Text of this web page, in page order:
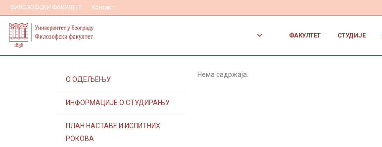
ФИЛОЗОФСКИ ФАКУЛТЕТ Контакт
ФАКУЛТЕТ СТУДИЈЕ
О ОДЕЉЕЊУ
ИНФОРМАЦИЈЕ О СТУДИРАЊУ
ПЛАН НАСТАВЕ И ИСПИТНИХ
РОКОВА
Нема садржаја.